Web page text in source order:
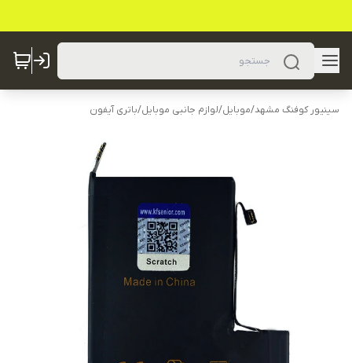
سینیور کوفنگ مشهد/موبایل/لوازم جانبی موبایل/باتری آیفون